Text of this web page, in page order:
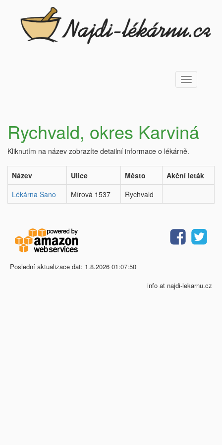
Toggle
navigation
Rychvald, okres Karviná
Kliknutím na název zobrazíte detailní informace o lékárně.
Název Ulice Město
Akční leták
Lékárna Sano
Mírová 1537 Rychvald
Poslední aktualizace dat: 1.8.2026 01:07:50
info at najdi-lekarnu.cz